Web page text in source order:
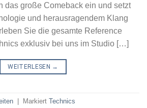
das große Comeback ein und setzt
und herausragendem Klang
Sie die gesamte Reference
exklusiv bei uns im Studio […]
WEITERLESEN →
Markiert Technics